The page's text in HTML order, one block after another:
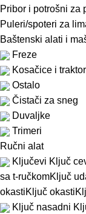
Pribor i potrošni za
Puleri/spoteri za
Baštenski alati i
Freze
Kosačice i
Ostalo
Čistači za sneg
Duvaljke
Trimeri
Ručni alat
Ključevi Ključ
sa t-ručkomKljuč
okastiKljuč okasti
Ključ nasadni